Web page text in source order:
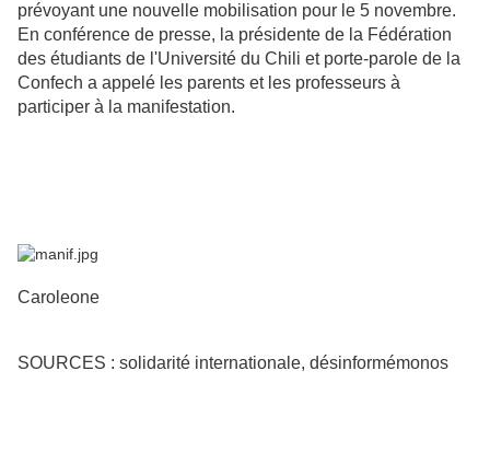
prévoyant une nouvelle mobilisation pour le 5 novembre.
En conférence de presse, la présidente de la Fédération
des étudiants de l'Université du Chili et porte-parole de la
Confech a appelé les parents et les professeurs à
participer à la manifestation.
Caroleone
SOURCES : solidarité internationale, désinformémonos